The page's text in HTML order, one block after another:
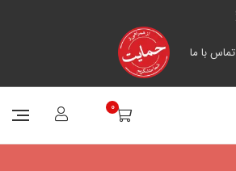
تماس با ما
0